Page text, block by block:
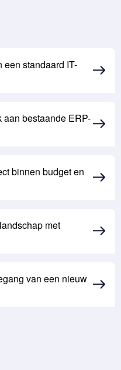
standaard IT-
bestaande ERP-
binnen budget en
met
van een nieuw